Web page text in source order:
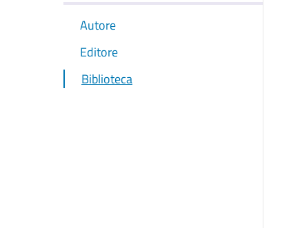
Autore
Editore
Biblioteca